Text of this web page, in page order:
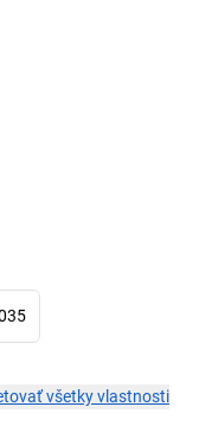
všetky vlastnosti